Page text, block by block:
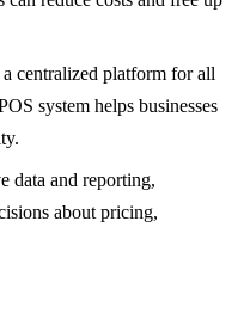
centralized platform for all
system helps businesses
data and reporting,
about pricing,